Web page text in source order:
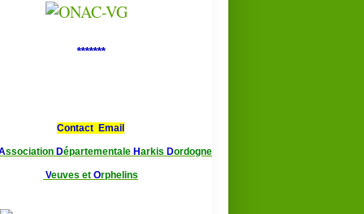
*******
Contact Email
ssociation Départementale Harkis Dordogne
Veuves et Orphelins